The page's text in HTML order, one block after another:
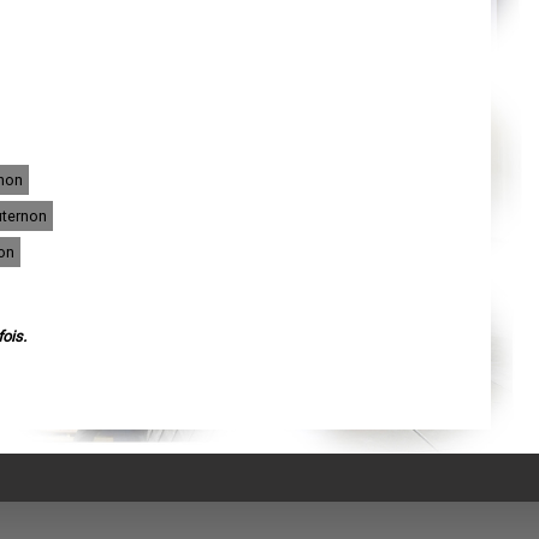
Chalon-sur-Saône
Le Mans
Paris